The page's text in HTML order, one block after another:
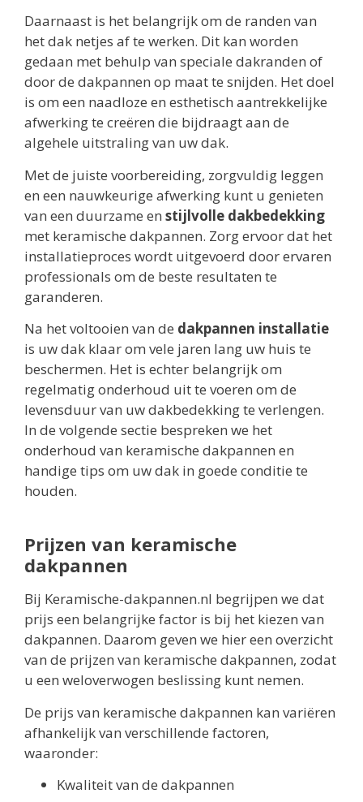
Daarnaast is het belangrijk om de randen van
het dak netjes af te werken. Dit kan worden
gedaan met behulp van speciale dakranden of
door de dakpannen op maat te snijden. Het doel
is om een naadloze en esthetisch aantrekkelijke
afwerking te creëren die bijdraagt aan de
algehele uitstraling van uw dak.
Met de juiste voorbereiding, zorgvuldig leggen
en een nauwkeurige afwerking kunt u genieten
van een duurzame en stijlvolle dakbedekking
met keramische dakpannen. Zorg ervoor dat het
installatieproces wordt uitgevoerd door ervaren
professionals om de beste resultaten te
garanderen.
Na het voltooien van de dakpannen installatie
is uw dak klaar om vele jaren lang uw huis te
beschermen. Het is echter belangrijk om
regelmatig onderhoud uit te voeren om de
levensduur van uw dakbedekking te verlengen.
In de volgende sectie bespreken we het
onderhoud van keramische dakpannen en
handige tips om uw dak in goede conditie te
houden.
Prijzen van keramische
dakpannen
Bij Keramische-dakpannen.nl begrijpen we dat
prijs een belangrijke factor is bij het kiezen van
dakpannen. Daarom geven we hier een overzicht
van de prijzen van keramische dakpannen, zodat
u een weloverwogen beslissing kunt nemen.
De prijs van keramische dakpannen kan variëren
afhankelijk van verschillende factoren,
waaronder:
Kwaliteit van de dakpannen